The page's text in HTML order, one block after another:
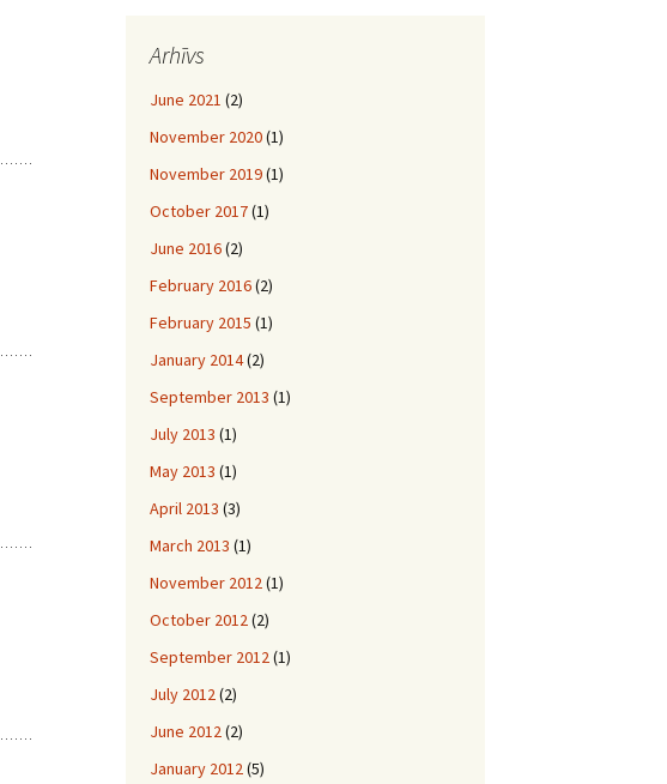
Arhīvs
June 2021 (2)
November 2020(1)
November 2019(1)
October 2017(1)
June 2016(2)
February 2016(2)
February 2015 (1)
January 2014(2)
September 2013 (1)
July 2013 (1)
May 2013 (1)
April 2013 (3)
March 2013 (1)
November 2012(1)
October 2012(2)
September 2012(1)
July 2012(2)
June 2012(2)
January 2012(5)